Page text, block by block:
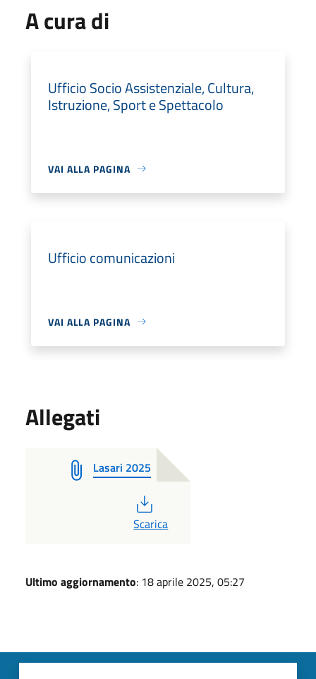
A cura di
Ufficio Socio Assistenziale, Cultura,
Istruzione, Sport e Spettacolo
VAI ALLA PAGINA
Ufficio comunicazioni
VAI ALLA PAGINA
Allegati
Lasari 2025
PDF
Scarica
Ultimo aggiornamento: 18 aprile 2025, 05:27